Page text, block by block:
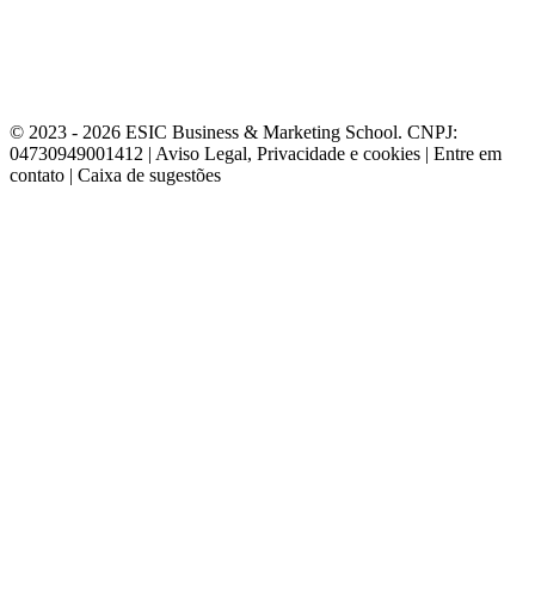
© 2023 - 2026 ESIC Business & Marketing School. CNPJ:
04730949001412 | Aviso Legal, Privacidade e cookies | Entre em
contato | Caixa de sugestões